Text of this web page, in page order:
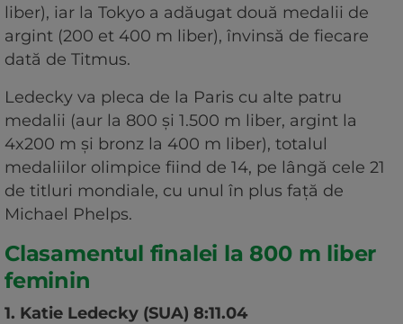
liber), iar la Tokyo a adăugat două medalii de
argint (200 et 400 m liber), învinsă de fiecare
dată de Titmus.
Ledecky va pleca de la Paris cu alte patru
medalii (aur la 800 şi 1.500 m liber, argint la
4x200 m şi bronz la 400 m liber), totalul
medaliilor olimpice fiind de 14, pe lângă cele 21
de titluri mondiale, cu unul în plus faţă de
Michael Phelps.
Clasamentul finalei la 800 m liber
feminin
1. Katie Ledecky (SUA) 8:11.04